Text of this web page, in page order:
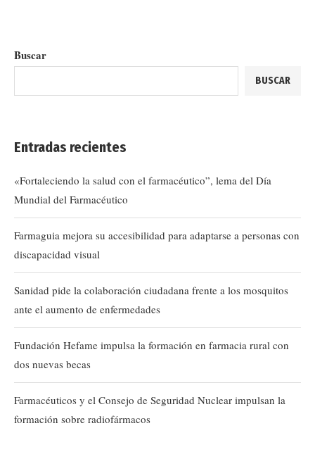
Buscar
BUSCAR
Entradas recientes
«Fortaleciendo la salud con el farmacéutico”, lema del Día
Mundial del Farmacéutico
Farmaguia mejora su accesibilidad para adaptarse a personas con
discapacidad visual
Sanidad pide la colaboración ciudadana frente a los mosquitos
ante el aumento de enfermedades
Fundación Hefame impulsa la formación en farmacia rural con
dos nuevas becas
Farmacéuticos y el Consejo de Seguridad Nuclear impulsan la
formación sobre radiofármacos